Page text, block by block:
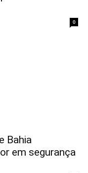
0
Bahia
em segurança